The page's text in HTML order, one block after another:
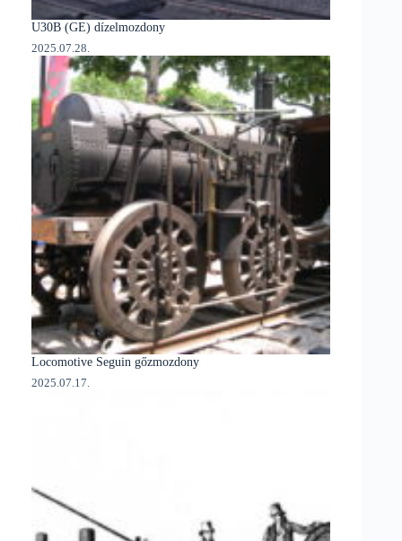
U30B (GE) dízelmozdony
2025.07.28.
Locomotive Seguin gőzmozdony
2025.07.17.